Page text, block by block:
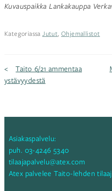
Kuvauspaikka Lankakauppa
KategoriassaJutut, Ohjemallistot
Taito 6/21 ammentaa
ystävyydestä
Asiakaspalvelu:
puh. 03-4246 5340
tilaajapalvelu@atex.com
Atex palvelee Taito-lehden